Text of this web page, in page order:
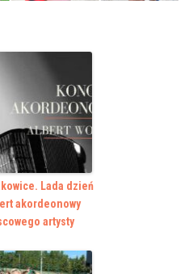
Lada dzień
akordeonowy
artysty